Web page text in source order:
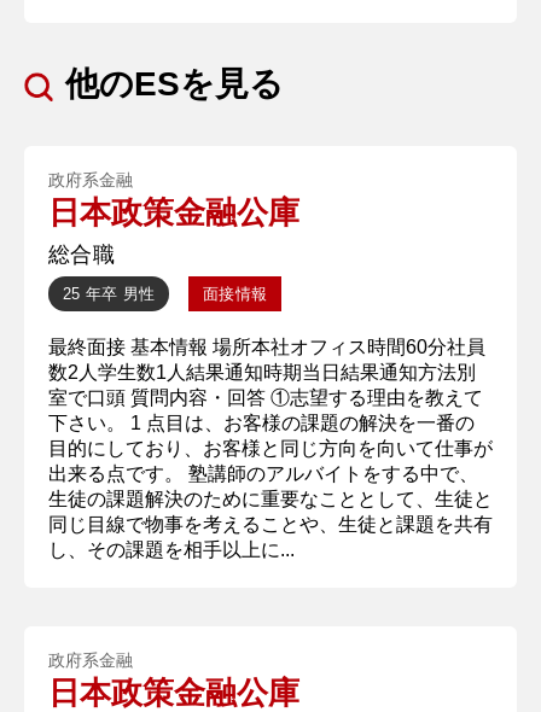
他のESを見る
政府系金融
日本政策金融公庫
総合職
25 年卒 男性 面接情報
最終面接 基本情報 場所本社オフィス時間60分社員
数2人学生数1人結果通知時期当日結果通知方法別
室で口頭 質問内容・回答 ①志望する理由を教えて
下さい。 1 点目は、お客様の課題の解決を一番の
目的にしており、お客様と同じ方向を向いて仕事が
出来る点です。 塾講師のアルバイトをする中で、
生徒の課題解決のために重要なこととして、生徒と
同じ目線で物事を考えることや、生徒と課題を共有
し、その課題を相手以上に...
政府系金融
日本政策金融公庫